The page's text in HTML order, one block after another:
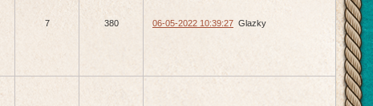
7 380 06-05-2022 10:39:27 Glazky